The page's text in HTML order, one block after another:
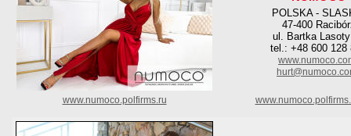
POLSKA -
47-400
ul. Bartka
tel.: +48 600 128
www.numoco.polfirms.ru